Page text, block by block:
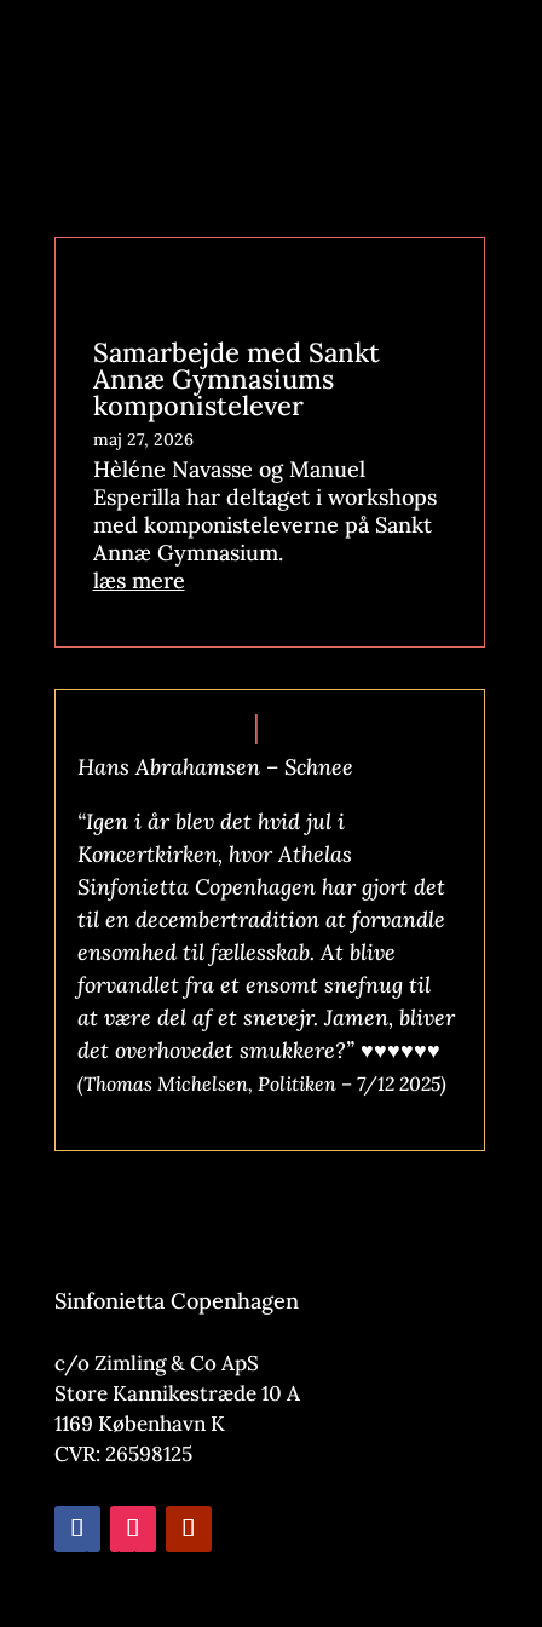
Samarbejde med Sankt
Annæ Gymnasiums
komponistelever
maj 27, 2026
Hèléne Navasse og Manuel
Esperilla har deltaget i workshops
med komponisteleverne på Sankt
Annæ Gymnasium.
læs mere
Hans Abrahamsen – Schnee
“Igen i år blev det hvid jul i
Koncertkirken, hvor Athelas
Sinfonietta Copenhagen har gjort det
til en decembertradition at forvandle
ensomhed til fællesskab. At blive
forvandlet fra et ensomt snefnug til
at være del af et snevejr. Jamen, bliver
det overhovedet smukkere?” ♥♥♥♥♥♥
(Thomas Michelsen, Politiken – 7/12 2025)
Sinfonietta Copenhagen
c/o Zimling & Co ApS
Store Kannikestræde 10 A
1169 København K
CVR: 26598125
Nyhedsbrev